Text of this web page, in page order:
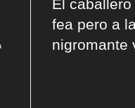
El
fea pero a
nigromante